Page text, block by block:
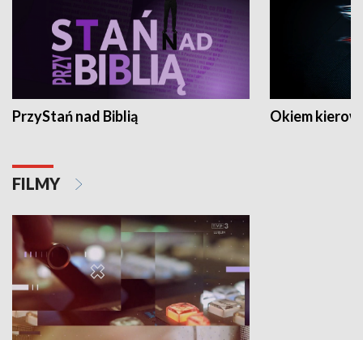
PrzyStań nad Biblią Okiem
FILMY